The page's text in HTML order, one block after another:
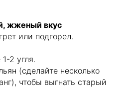
жженый вкус
или подгорел.
2 угля.
(сделайте несколько
чтобы выгнать старый